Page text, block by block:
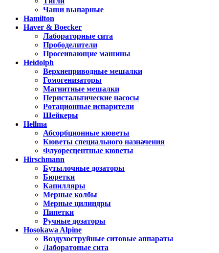
Чаши выпарные
Hamilton
Haver & Boecker
Лабораторные сита
Прободелители
Просеивающие машины
Heidolph
Верхнеприводные мешалки
Гомогенизаторы
Магнитные мешалки
Перистальтические насосы
Ротационные испарители
Шейкеры
Hellma
Абсорбционные кюветы
Кюветы специального назначения
Флуоресцентные кюветы
Hirschmann
Бутылочные дозаторы
Бюретки
Капилляры
Мерные колбы
Мерные цилиндры
Пипетки
Ручные дозаторы
Hosokawa Alpine
Воздухоструйные ситовые аппараты
Лаборатоные сита